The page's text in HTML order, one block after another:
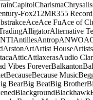
CapitolCharismaChrysalis
Fox21 2MR355
AceAce FuAce of
AlligatorAlternative
AntillesAntropANWO
ArstonArtArtist House
AtticAttlaxerasAudio
Vibes ForeverBalkanton
BecauseBecause Music
BearBig BeatBig Brother
BlackgroundBlackhawk